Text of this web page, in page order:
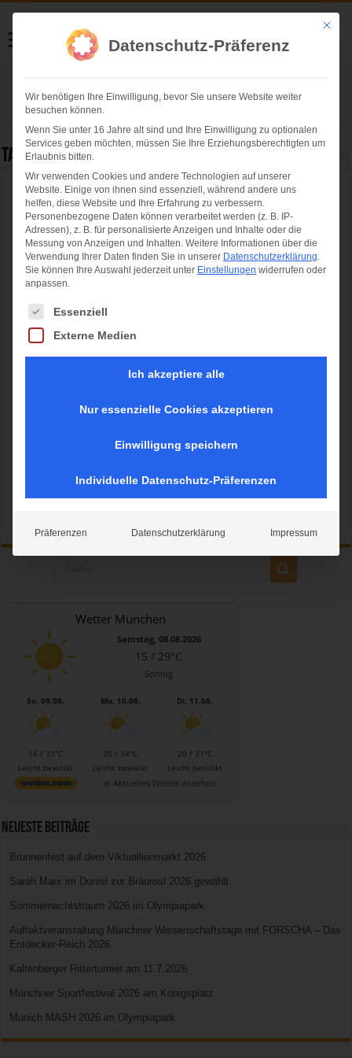
Helmut Swoboda
Fotografie
Herzlich willkommen
Tag Archives:
Das war der Faschingsumzug der
Damischen Ritter 2020
Bereits zum 15. Mal fand der Münchner Faschingszug der
direkt durch die Münchner City. Angeführt von Herzog Kasimir und
Musik und guter Laune durch die Münchner Innenstadt.
Wetter München
Samstag, 08.08.2026
15 / 29°C
Sonnig
So, 09.08.
16 / 33°C
Leicht bewölkt
Mo, 10.08.
20 / 34°C
Leicht bewölkt
Di, 11.08.
20 / 31°C
Leicht bewölkt
Aktuelles Wetter ansehen
Neueste Beiträge
Brunnenfest auf dem Viktuallienmarkt 2026
Sarah Marx im Donisl zur Bräurosl 2026 gewählt
Sommernachtstraum 2026 im Olympiapark
Auftaktveranstaltung Münchner Wissenschaftstage mit FORSCHA – Das
Entdecker-Reich 2026
Kaltenberger Ritterturnier am 11.7.2026
Münchner Sportfestival 2026 am Königsplatz
Munich MASH 2026 im Olympiapark
Mit
Datenschutz-Präferenz
Wir benötigen Ihre Einwilligung, bevor Sie unsere Website weiter
besuchen können.
Wenn Sie unter 16 Jahre alt sind und Ihre Einwilligung zu optionalen
Services geben möchten, müssen Sie Ihre Erziehungsberechtigten um
Erlaubnis bitten.
Wir verwenden Cookies und andere Technologien auf unserer
Website. Einige von ihnen sind essenziell, während andere uns
helfen, diese Website und Ihre Erfahrung zu verbessern.
Personenbezogene Daten können verarbeitet werden (z. B. IP-
Adressen), z. B. für personalisierte Anzeigen und Inhalte oder die
Messung von Anzeigen und Inhalten. Weitere Informationen über die
Verwendung Ihrer Daten finden Sie in unserer Datenschutzerklärung.
Sie können Ihre Auswahl jederzeit unter Einstellungen widerrufen oder
anpassen.
Es folgt eine Liste der Service-Gruppen, für die eine Einwilligung
Essenziell
Externe Medien
Ich akzeptiere alle
Nur essenzielle Cookies akzeptieren
Einwilligung speichern
Individuelle Datenschutz-Präferenzen
Präferenzen Datenschutzerklärung Impressum